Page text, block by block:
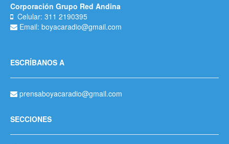
Corporación Grupo Red Andina
Celular: 311 2190395
Email: boyacaradio@gmail.com
ESCRÍBANOS A
prensaboyacaradio@gmail.com
SECCIONES